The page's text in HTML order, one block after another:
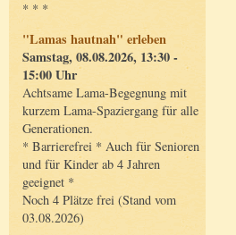
* * *
"Lamas hautnah" erleben
Samstag, 08.08.2026, 13:30 -
15:00 Uhr
Achtsame Lama-Begegnung mit
kurzem Lama-Spaziergang für alle
Generationen.
* Barrierefrei * Auch für Senioren
und für Kinder ab 4 Jahren
geeignet *
Noch 4 Plätze frei (Stand vom
03.08.2026)